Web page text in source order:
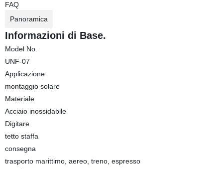
FAQ
Panoramica
Informazioni di Base.
Model No.
UNF-07
Applicazione
montaggio solare
Materiale
Acciaio inossidabile
Digitare
tetto staffa
consegna
trasporto marittimo, aereo, treno, espresso